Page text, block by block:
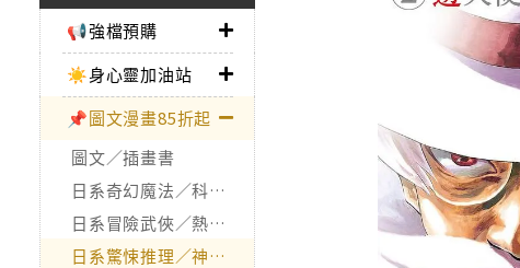
📢強檔預購
☀️身心靈加油站
📌圖文漫畫85折起
圖文／插畫書
日系奇幻魔法／科幻冒險
日系冒險武俠／熱血運動
日系驚悚推理／神怪靈異